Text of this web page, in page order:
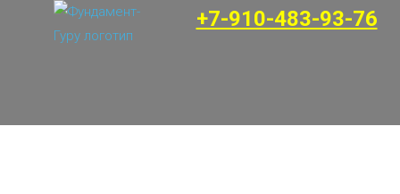
+7-910-483-93-76